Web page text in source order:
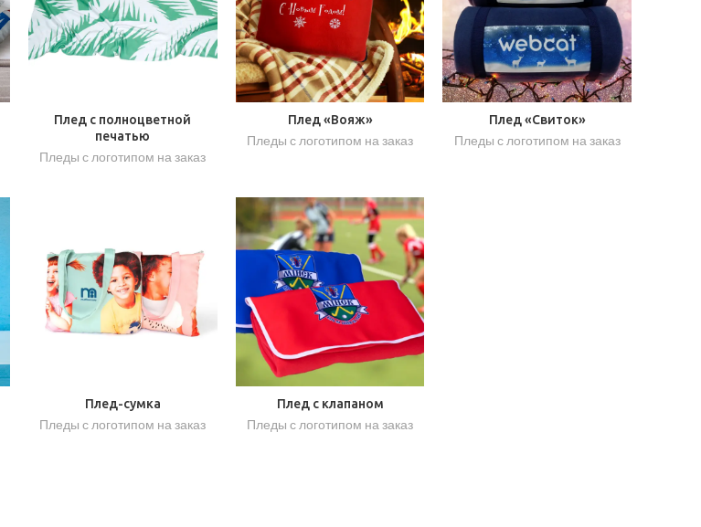
Плед с полноцветной
печатью
Пледы с логотипом на заказ
Плед «Вояж»
Пледы с логотипом на заказ
Плед «Свиток»
Пледы с логотипом на заказ
Плед-сумка
Пледы с логотипом на заказ
Плед с клапаном
Пледы с логотипом на заказ